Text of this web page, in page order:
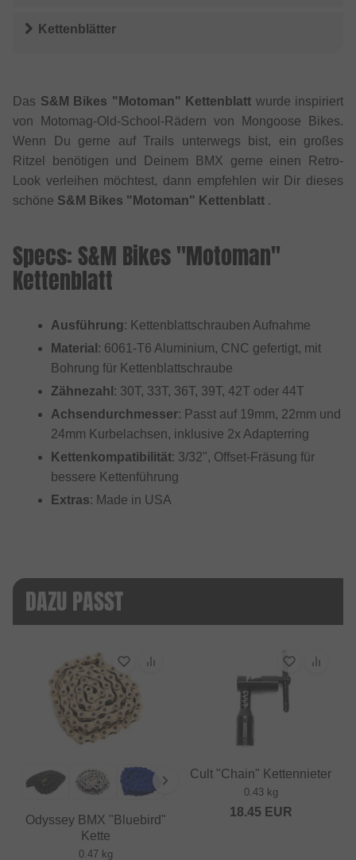
Kettenblätter
Das S&M Bikes "Motoman" Kettenblatt wurde inspiriert
von Motomag-Old-School-Rädern von Mongoose Bikes.
Wenn Du gerne auf Trails unterwegs bist, ein großes
Ritzel benötigen und Deinem BMX gerne einen Retro-
Look verleihen möchtest, dann empfehlen wir Dir dieses
schöne S&M Bikes "Motoman" Kettenblatt .
Specs: S&M Bikes "Motoman"
Kettenblatt
Ausführung: Kettenblattschrauben Aufnahme
Material : 6061-T6 Aluminium, CNC gefertigt, mit
Bohrung für Kettenblattschraube
Zähnezahl : 30T, 33T, 36T, 39T, 42T oder 44T
Achsendurchmesser: Passt auf 19mm, 22mm und
24mm Kurbelachsen, inklusive 2x Adapterring
Kettenkompatibilität: 3/32", Offset-Fräsung für
bessere Kettenführung
Extras: Made in USA
DAZU PASST
Odyssey BMX "Bluebird"
Kette
0.47 kg
Cult "Chain" Kettennieter
0.43 kg
18.45 EUR